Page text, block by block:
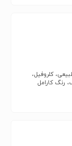
کلروفیل،
رنگ کارامل